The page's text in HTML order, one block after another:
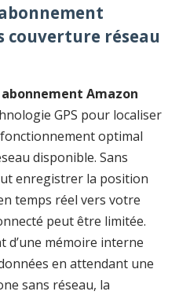
réseau
abonnement Amazon
GPS pour localiser
optimal
disponible. Sans
enregistrer la position
temps réel vers votre
peut être limitée.
d’une mémoire interne
en attendant une
sans réseau, la